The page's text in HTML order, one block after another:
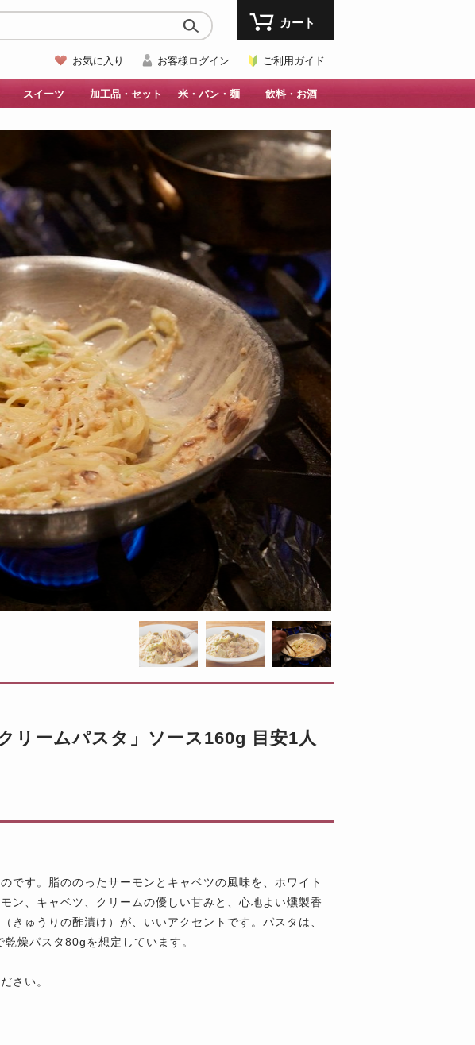
お気に入り お客様ログイン ご利用ガイド
カート
スイーツ 加工品・セット 米・パン・麺 飲料・お酒
リームパスタ」ソース160g 目安1人
です。脂ののったサーモンとキャベツの風味を、ホワイト
ン、キャベツ、クリームの優しい甘みと、心地よい燻製香
きゅうりの酢漬け）が、いいアクセントです。パスタは、
燥パスタ80gを想定しています。
さい。